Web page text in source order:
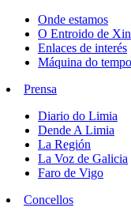
Onde estamos
O Entroido de
Enlaces de interés
Máquina do
Prensa
Diario do Limia
Dende A Limia
La Región
La Voz de Galicia
Faro de Vigo
Concellos